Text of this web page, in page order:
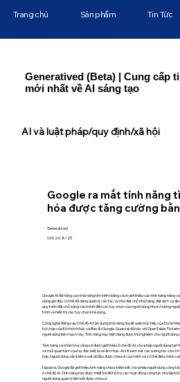
Generatived (Beta) | Cung cấp
mới nhất về AI sáng tạo
Google ra mắt tính năng
hóa được tăng cường
Generatived
0:00 26/8/25
Google AI đã nâng cao khả năng tìm kiếm bằng cách giới thiệu các tính năng nâng
dùng giờ đây có thể dễ dàng quản lý các tác vụ như đặt chỗ nhà hàng, đặt dịch vụ
quy trình đặt chỗ bằng cách tính đến các tùy chọn của người dùng như số lượng
trình và hiển thị các tùy chọn khả dụng.
Công nghệ đằng sau Chế độ AI tận dụng khả năng duyệt web trực tiếp của Dự án
tích hợp của Đồ thị tri thức và Bản đồ Google. Quan hệ đối tác với OpenTable,
người dùng liền mạch này. Tính năng này hiện đang được thử nghiệm cho người
Tính năng cá nhân hóa cũng sẽ được giới thiệu ở chế độ AI, cho phép người dùng tại
và mối quan tâm của họ, đặc biệt là về ẩm thực. AI sẽ xem xét các tương tác và sở
hợp. Người dùng vẫn kiểm soát dữ liệu được chia sẻ của mình và có thể điều chỉnh
Ngoài ra, Google đã giới thiệu tính năng chia sẻ liên kết, cho phép người dùng cộng
ở chế độ AI. Tính năng này được thiết kế để hỗ trợ các hoạt động cộng tác như lập
người dùng quản lý liên kết được chia sẻ.
Trang chủ Sản phẩm Tin Tức
AI và luật pháp/quy định/xã hội